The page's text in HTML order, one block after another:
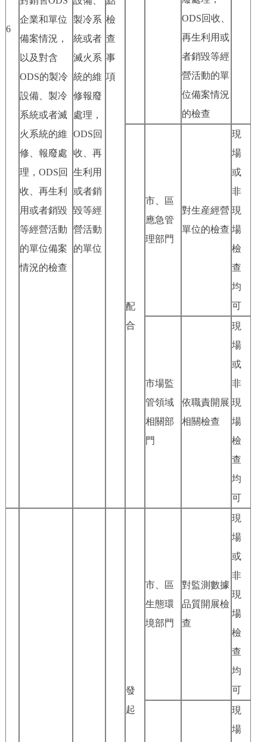
6
企業和單位
備案情況，
以及對含
ODS的製冷
設備、製冷
系統或者滅
火系統的維
修、報廢處
理，ODS回
收、再生利
用或者銷毀
等經營活動
的單位備案
情況的檢查
製冷系
統或者
滅火系
統的維
修報廢
處理，
ODS回
收、再
生利用
或者銷
毀等經
營活動
的單位
檢
查
事
項
ODS回收、
再生利用或
者銷毀等經
營活動的單
位備案情況
的檢查
配
合
市、區
應急管
理部門
對生産經營
單位的檢查
現
場
或
非
現
場
檢
查
均
可
市場監
管領域
相關部
門
依職責開展
相關檢查
現
場
或
非
現
場
檢
查
均
可
發
起
市、區
生態環
境部門
對監測數據
品質開展檢
查
現
場
或
非
現
場
檢
查
均
可
現
場